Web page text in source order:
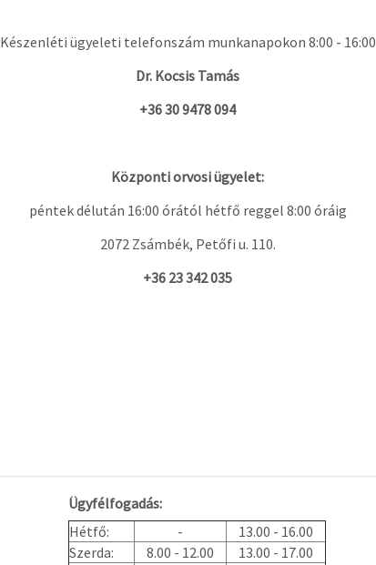
Készenléti ügyeleti telefonszám munkanapokon 8:00 - 16:00
Dr. Kocsis Tamás
+36 30 9478 094
Központi orvosi ügyelet:
péntek délután 16:00 órától hétfő reggel 8:00 óráig
2072 Zsámbék, Petőfi u. 110.
+36 23 342 035
Ügyfélfogadás:
Hétfő:
-
13.00 - 16.00
Szerda:
8.00 - 12.00
13.00 - 17.00